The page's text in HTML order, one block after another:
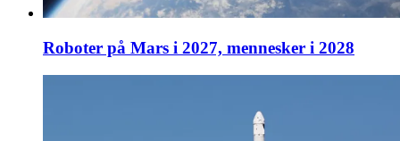
Roboter på Mars i 2027, mennesker i 2028